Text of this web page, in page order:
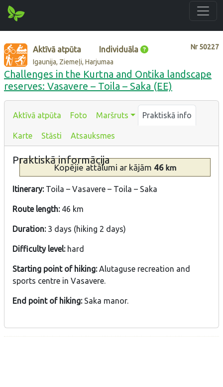
Nr50227
Aktīvā atpūta Individuāla
Igaunija, Ziemeļi, Harjumaa
Challenges in the Kurtna and Ontika landscape
reserves: Vasavere – Toila – Saka (EE)
Aktīvā atpūta Foto Maršruts Praktiskā info
Karte Stāsti Atsauksmes
Praktiskā informācija
Kopējie attālumi ar kājām 46km
Itinerary:Toila – Vasavere – Toila – Saka
Route length:46 km
Duration:3 days (hiking 2 days)
Difficulty level:hard
Starting point of hiking:Alutaguse recreation and
sports centre in Vasavere.
End point of hiking:Saka manor.